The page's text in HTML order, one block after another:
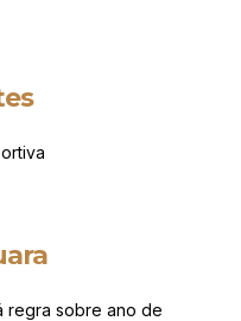
regra sobre ano de